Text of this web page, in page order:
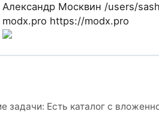
Александр Москвин /users/
modx.pro https://modx.pro
Есть каталог с